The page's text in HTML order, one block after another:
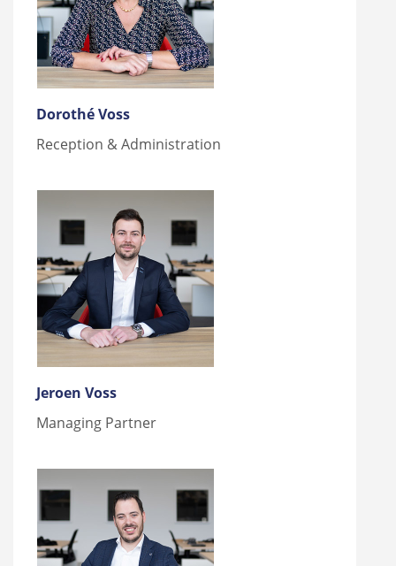
Dorothé Voss
Reception & Administration
Jeroen Voss
Managing Partner